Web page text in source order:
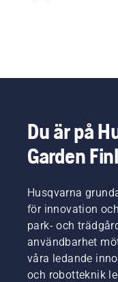
Du är på
Garden
Husqvarna
för innovation
park- och
användbarhet
våra ledande
och robotteknik